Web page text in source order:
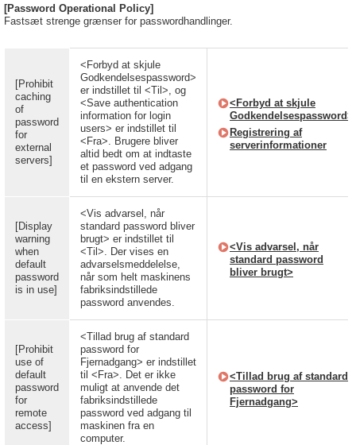
[Password Operational Policy]
Fastsæt strenge grænser for passwordhandlinger.
[Prohibit
caching
of
password
for
external
servers]
<Forbyd at skjule
Godkendelsespassword>
er indstillet til <Til>, og
<Save authentication
information for login
users> er indstillet til
<Fra>. Brugere bliver
altid bedt om at indtaste
et password ved adgang
til en ekstern server.
<Forbyd at skjule
Godkendelsespassword>
Registrering af
serverinformationer
[Display
warning
when
default
password
is in use]
<Vis advarsel, når
standard password bliver
brugt> er indstillet til
<Til>. Der vises en
advarselsmeddelelse,
når som helt maskinens
fabriksindstillede
password anvendes.
<Vis advarsel, når
standard password
bliver brugt>
[Prohibit
use of
default
password
for
remote
access]
<Tillad brug af standard
password for
Fjernadgang> er indstillet
til <Fra>. Det er ikke
muligt at anvende det
fabriksindstillede
password ved adgang til
maskinen fra en
computer.
<Tillad brug af standard
password for
Fjernadgang>